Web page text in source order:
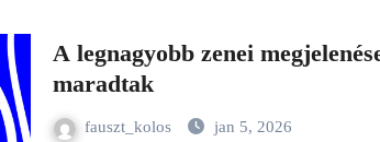
A legnagyobb zenei
maradtak
fauszt_kolos jan 5, 2026